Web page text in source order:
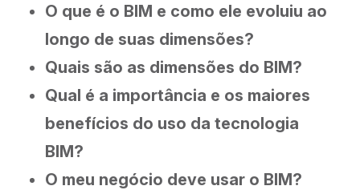
O que é o BIM e como ele evoluiu ao
longo de suas dimensões?
Quais são as dimensões do BIM?
Qual é a importância e os maiores
benefícios do uso da tecnologia
BIM?
O meu negócio deve usar o BIM?